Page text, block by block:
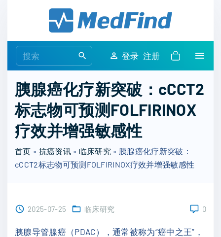
e
r
c
h
f
r
登录 注册
胰腺癌化疗新突破：cCCT2
标志物可预测FOLFIRINOX
疗效并增强敏感性
首页 » 抗癌资讯» 临床研究 » 胰腺癌化疗新突破：
cCCT2标志物可预测FOLFIRINOX疗效并增强敏感性
2025-07-25 临床研究 0
胰腺导管腺癌（PDAC），通常被称为“癌中之王”，